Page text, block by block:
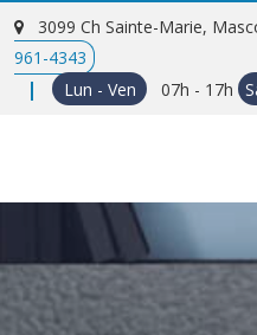
3099 Ch Sainte-Marie,
961-4343
Lun - Ven
07h - 17h